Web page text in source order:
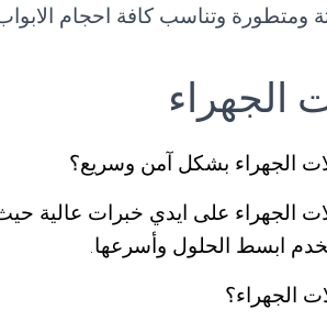
ومتطورة وتناسب كافة احجام
الجهراء
الجهراء بشكل آمن وسريع؟
الجهراء على ايدي خبرات عالية
ابسط الحلول وأسرعها.
الجهراء؟